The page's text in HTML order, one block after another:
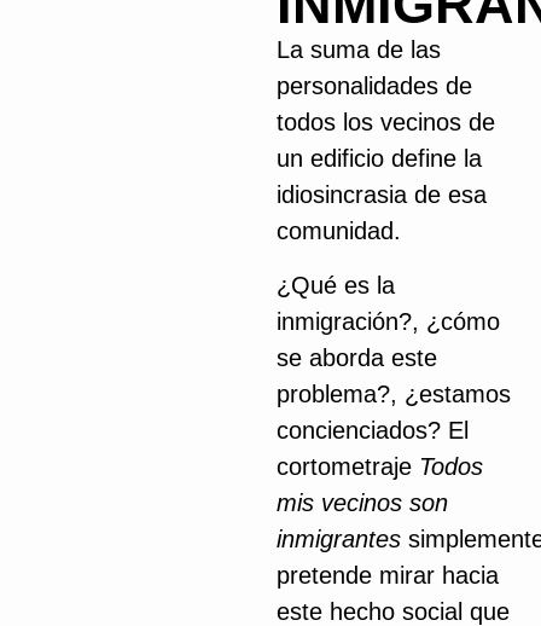
La suma de las
personalidades de
todos los vecinos de
un edificio define la
idiosincrasia de esa
comunidad.
¿Qué es la
inmigración?, ¿cómo
se aborda este
problema?, ¿estamos
concienciados? El
cortometraje Todos
mis vecinos son
inmigrantes
pretende mirar hacia
este hecho social que